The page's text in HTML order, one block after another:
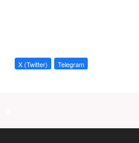
X (Twitter) Telegram